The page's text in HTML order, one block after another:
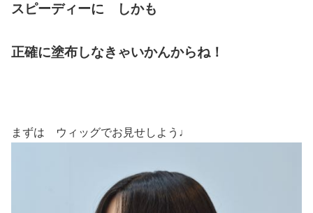
スピーディーに しかも
正確に塗布しなきゃいかんからね！
まずは ウィッグでお見せしよう♩